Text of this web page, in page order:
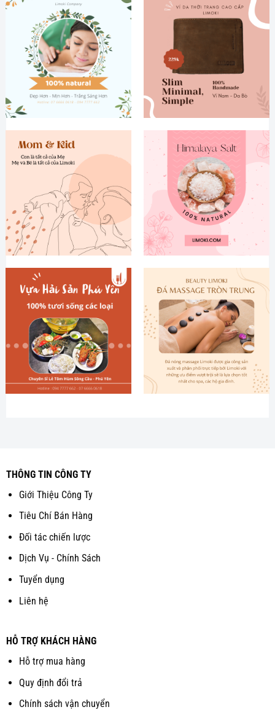
THÔNG TIN CÔNG TY
Giới Thiệu Công Ty
Tiêu Chí Bán Hàng
Đối tác chiến lược
Dịch Vụ - Chính Sách
Tuyển dụng
Liên hệ
HỖ TRỢ KHÁCH HÀNG
Hỗ trợ mua hàng
Quy định đổi trả
Chính sách vận chuyển